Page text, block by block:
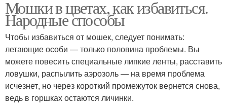
Мошки в цветах, как избавиться.
Народные способы
Чтобы избавиться от мошек, следует понимать:
летающие особи — только половина проблемы. Вы
можете повесить специальные липкие ленты, расставить
ловушки, распылить аэрозоль — на время проблема
исчезнет, но через короткий промежуток вернется снова,
ведь в горшках остаются личинки.